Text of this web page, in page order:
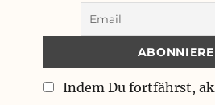
Indem Du fortfährst,